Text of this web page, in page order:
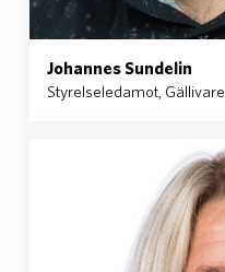
Johannes Sundelin
Styrelseledamot, Gällivare